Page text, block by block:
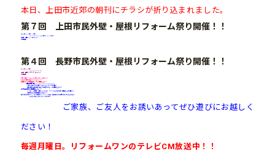
本日、上田市近郊の朝刊にチラシが折り込まれました。
第７回 上田市民外壁・屋根リフォーム祭り開催！！
■2014年10/4（土）・5(日）
AM10：00～PM5：00(5日はPM4：00まで)
■会場：上田LIXILショールーム
■入場無料
第４回 長野市民外壁・屋根リフォーム祭り開催！！
■2014年10/5（日）
AM10：00～PM5：00
■会場：長野クリナップショールーム
■入場無料
外壁・屋根リフォームをお考えの方、必見です！
お役立ち情報が盛りだくさんです！！
◎両日ともに外壁塗装セミナーを開催します！
◆開催時間…両日AM11:00～12:00,PM14:00～15:00
・プロしか知らない外壁リフォームのノウハウ大公開！
・塗装工事の適正金額や正しい工法まで詳しくご説明致します♪
◎大特価販売市も同時開催します！
・キッチン、お風呂、洗面、トイレなど、リクシルによる水まわり商品を一挙に展示！
・当日限りのご成約特典もあります！
◎大人気のアロマキャンドル教室やIHクッキング実演、駄菓子のつかみ取りコーナーもあります!
みんなで楽しんでいってくださいね♪
ご家族、ご友人をお誘いあってぜひ遊びにお越しく
ださい！
毎週月曜日。リフォームワンのテレビCM放送中！！